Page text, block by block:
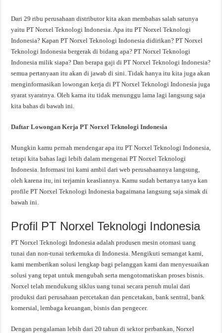
Dari 29 ribu perusahaan distributor kita akan membahas salah satunya
yaitu PT Norxel Teknologi Indonesia. Apa itu PT Norxel Teknologi
Indonesia? Kapan PT Norxel Teknologi Indonesia didirikan? PT Norxel
Teknologi Indonesia bergerak di bidang apa? PT Norxel Teknologi
Indonesia milik siapa? Dan berapa gaji di PT Norxel Teknologi Indonesia?
semua pertanyaan itu akan di jawab di sini. Tidak hanya itu kita juga akan
menginformasikan lowongan kerja di PT Norxel Teknologi Indonesia juga
syarat syaratnya. Oleh karna itu tidak menunggu lama lagi langsung saja
kita bahas di bawah ini.
Daftar Lowongan Kerja PT Norxel Teknologi Indonesia
Mungkin kamu pernah mendengar apa itu PT Norxel Teknologi Indonesia,
tetapi kita bahas lagi lebih dalam mengenai PT Norxel Teknologi
Indonesia. Informasi ini kami ambil dari web perusahaannya langsung,
oleh karena itu, ini terjamin keasliannya. Kamu sudah bertanya tanya kan
profile PT Norxel Teknologi Indonesia bagaimana langsung saja simak di
bawah ini.
Profil PT Norxel Teknologi Indonesia
PT Norxel Teknologi Indonesia adalah produsen mesin otomasi uang
tunai dan non-tunai terkemuka di Indonesia. Mengikuti semangat kami,
kami memberikan solusi lengkap bagi pelanggan kami dan menyesuaikan
solusi yang tepat untuk mengubah serta mengotomatiskan proses bisnis.
Norxel telah mendukung siklus uang tunai secara penuh mulai dari
produksi dari perusahaan percetakan dan pencetakan, bank sentral, bank
komersial, lembaga keuangan, bisnis dan pengecer.
Dengan pengalaman lebih dari 20 tahun di sektor perbankan, Norxel